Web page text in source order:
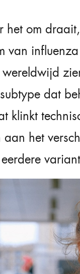
het om
van
dat
klinkt
aan het